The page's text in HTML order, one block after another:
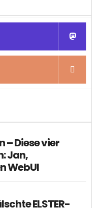
– Diese vier
Jan,
WebUI
ELSTER-